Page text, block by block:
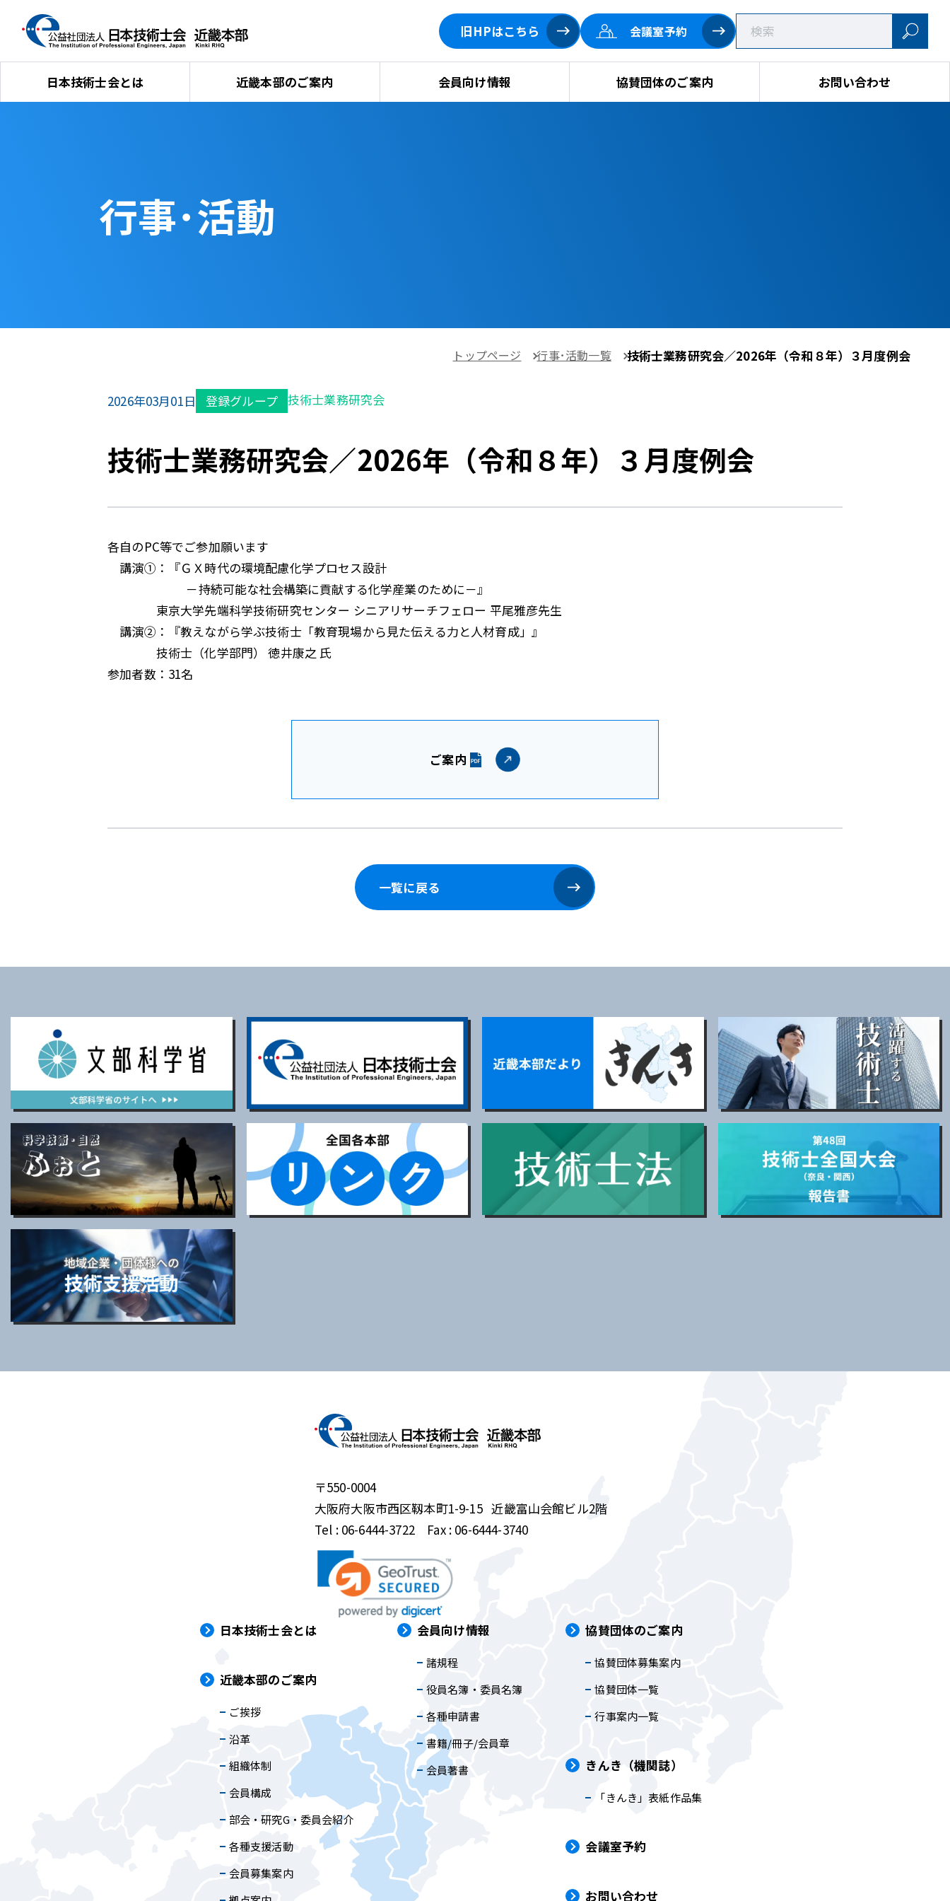
旧HPはこちら 会議室予約
日本技術士会とは 近畿本部のご案内 会員向け情報 協賛団体のご案内 お問い合わせ
行事･活動
トップページ 行事･活動一覧 技術士業務研究会／2026年（令和８年）３月度例会
2026年03月01日 登録グループ 技術士業務研究会
技術士業務研究会／2026年（令和８年）３月度例会
各自のPC等でご参加願います
講演①：『ＧＸ時代の環境配慮化学プロセス設計
－持続可能な社会構築に貢献する化学産業のために－』
東京大学先端科学技術研究センター シニアリサーチフェロー 平尾雅彦先生
講演②：『教えながら学ぶ技術士「教育現場から見た伝える力と人材育成」』
技術士（化学部門） 徳井康之 氏
参加者数：31名
ご案内
一覧に戻る
〒550-0004
大阪府大阪市西区靱本町1-9-15近畿富山会館ビル2階
Tel : 06-6444-3722 Fax : 06-6444-3740
日本技術士会とは
近畿本部のご案内
ご挨拶
沿革
組織体制
会員構成
部会・研究G・委員会紹介
各種支援活動
会員募集案内
会員向け情報
諸規程
役員名簿・委員名簿
各種申請書
書籍/冊子/会員章
会員著書
協賛団体のご案内
協賛団体募集案内
協賛団体一覧
行事案内一覧
きんき（機関誌）
「きんき」表紙作品集
会議室予約
お問い合わせ